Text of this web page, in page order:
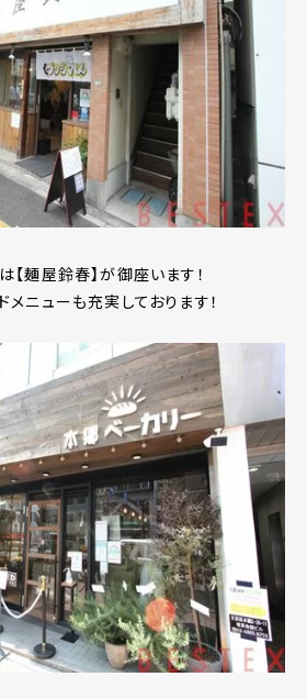
麺屋鈴春】が御座います！
ニューも充実しております！